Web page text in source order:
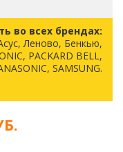
во всех брендах:
Леново, Бенкью,
PACKARD BELL,
SAMSUNG.